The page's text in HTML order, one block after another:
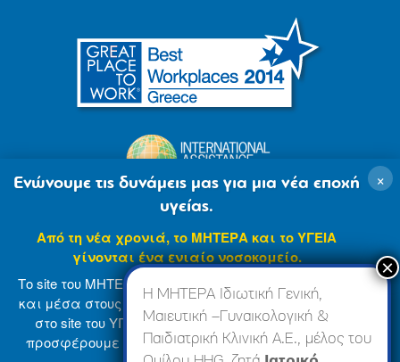
© 2007-2024 ΜΗΤΕΡΑ Α.Ε Όροι Χρήσης
Η ΜΗΤΕΡΑ Ιδιωτική Γενική,
Μαιευτική –Γυναικολογική &
Παιδιατρική Κλινική Α.Ε., μέλος του
×
Ενώνουμε τις δυνάμεις μας για μια νέα εποχή
υγείας.
Από τη νέα χρονιά, το ΜΗΤΕΡΑ και το ΥΓΕΙΑ
γίνονται ένα ενιαίο νοσοκομείο.
Το site του ΜΗΤΕΡΑ βρίσκεται σε φάση ανανέωσης
και μέσα στους επόμενους μήνες θα ενσωματωθεί
στο site του ΥΓΕΙΑ (www.hygeia.gr), ώστε να σας
προσφέρουμε μια πιο ολοκληρωμένη και ενιαία